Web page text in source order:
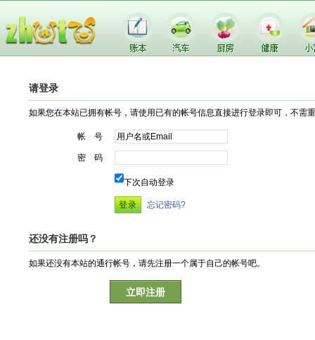
请登录
如果您在本站已拥有帐号，请使用已有的帐号信息直接进行登录即可，不需
帐 号
密 码
下次自动登录
忘记密码?
还没有注册吗？
如果还没有本站的通行帐号，请先注册一个属于自己的帐号吧。
立即注册